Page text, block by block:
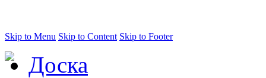
Skip to Menu Skip to Content Skip to Footer
Доска